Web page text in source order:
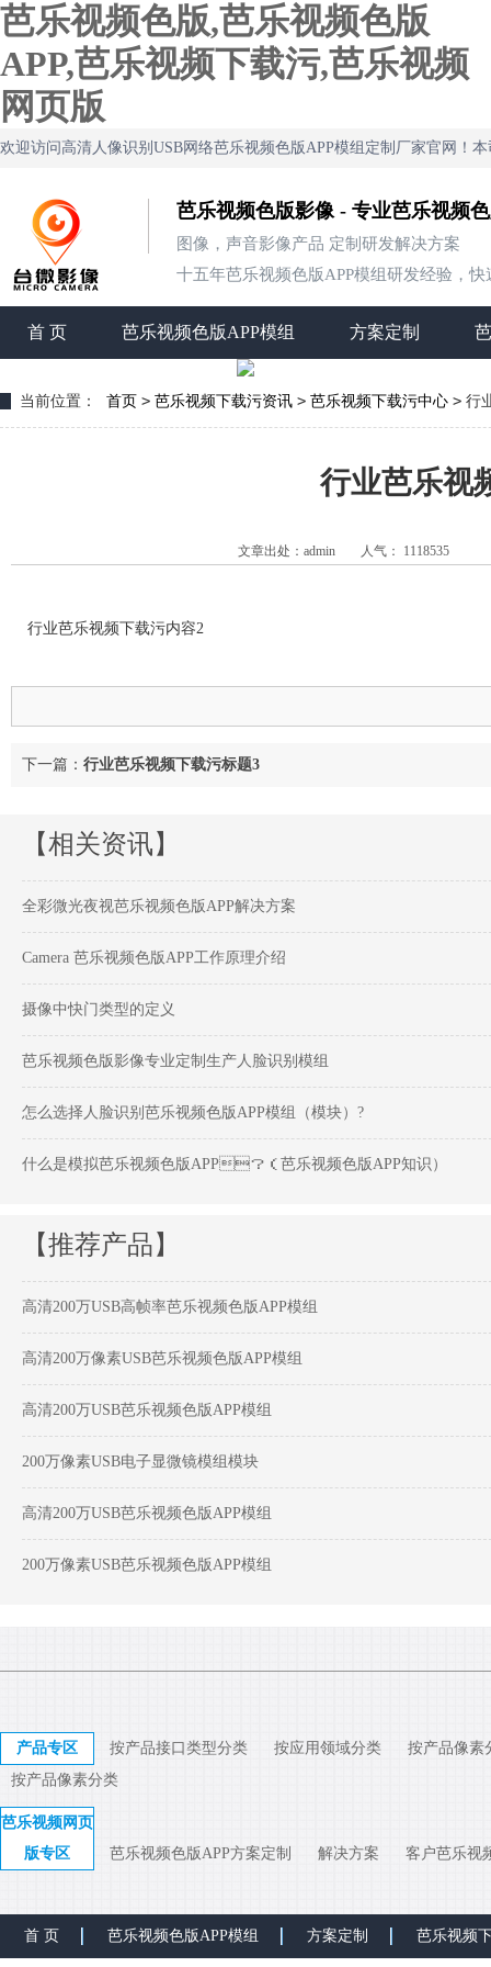
芭乐视频色版,芭乐视频色版
APP,芭乐视频下载污,芭乐视频
网页版
欢迎访问高清人像识别USB网络芭乐视频色版APP模组定制厂家官网！
芭乐视频色版影像 - 专业芭乐视频
图像，声音影像产品 定制研发解决方案
十五年芭乐视频色版APP模组研发经验，快速
首 页 芭乐视频色版APP模组 方案定制
当前位置： 首页 > 芭乐视频下载污资讯 > 芭乐视频下载污中心 > 行
行业芭乐视
文章出处：admin 人气： 1118535
行业芭乐视频下载污内容2
下一篇： 行业芭乐视频下载污标题3
【相关资讯】
全彩微光夜视芭乐视频色版APP解决方案
Camera 芭乐视频色版APP工作原理介绍
摄像中快门类型的定义
芭乐视频色版影像专业定制生产人脸识别模组
怎么选择人脸识别芭乐视频色版APP模组（模块）?
什么是模拟芭乐视频色版APP？（芭乐视频色版APP知识）
【推荐产品】
高清200万USB高帧率芭乐视频色版APP模组
高清200万像素USB芭乐视频色版APP模组
高清200万USB芭乐视频色版APP模组
200万像素USB电子显微镜模组模块
高清200万USB芭乐视频色版APP模组
200万像素USB芭乐视频色版APP模组
产品专区 按产品接口类型分类 按应用领域分类
按产品像素
按产品像素分类
芭乐视频网页
版专区
芭乐视频色版APP方案定制 解决方案 客户芭乐视
首 页 芭乐视频色版APP模组 方案定制 芭乐视频